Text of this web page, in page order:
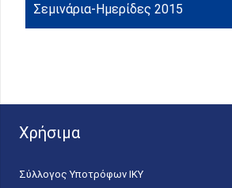
Σεμινάρια-Ημερίδες 2015
Χρήσιμα
Σύλλογος Υποτρόφων ΙΚΥ